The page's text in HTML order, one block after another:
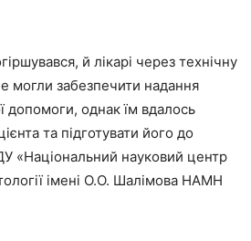
й лікарі через технічну
могли забезпечити надання
допомоги, однак їм вдалось
та підготувати його до
«Національний науковий центр
імені О.О. Шалімова НАМН